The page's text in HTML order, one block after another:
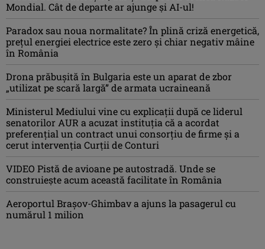
Mondial. Cât de departe ar ajunge și AI-ul!
Paradox sau noua normalitate? În plină criză energetică,
prețul energiei electrice este zero și chiar negativ mâine
în România
Drona prăbuşită în Bulgaria este un aparat de zbor
„utilizat pe scară largă” de armata ucraineană
Ministerul Mediului vine cu explicații după ce liderul
senatorilor AUR a acuzat instituția că a acordat
preferențial un contract unui consorțiu de firme și a
cerut intervenția Curții de Conturi
VIDEO Pistă de avioane pe autostradă. Unde se
construiește acum această facilitate în România
Aeroportul Brașov-Ghimbav a ajuns la pasagerul cu
numărul 1 milion